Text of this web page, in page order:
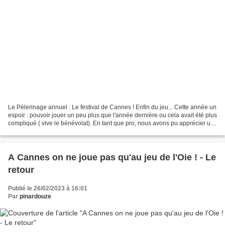
Le Pèlerinage annuel : Le festival de Cannes ! Enfin du jeu... Cette année un
espoir : pouvoir jouer un peu plus que l'année dernière ou cela avait été plus
compliqué ( vive le bénévolat). En tant que pro, nous avons pu apprécier un
A Cannes on ne joue pas qu'au jeu de l'Oie ! - Le
retour
Publié le 26/02/2023 à 16:01
Par pinardouze